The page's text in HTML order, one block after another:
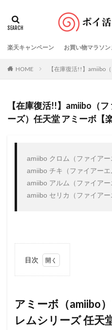
楽天キャンペーン お買い物マラソ
HOME 【在庫復活!!】amiibo
【在庫復活!!】amiibo（
ーズ）任天堂 アミーボ【
amiibo クロム（ファイアー
amiibo チキ（ファイアーエ
amiibo アルム（ファイアー
amiibo セリカ（ファイアー
目次
ファイアー
エムブレム
シリーズ
任天堂
アミーボ（amiibo
レムシリーズ 任天